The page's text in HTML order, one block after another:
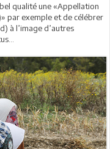
qualité une «Appellation
par exemple et de célébrer
à l’image d’autres